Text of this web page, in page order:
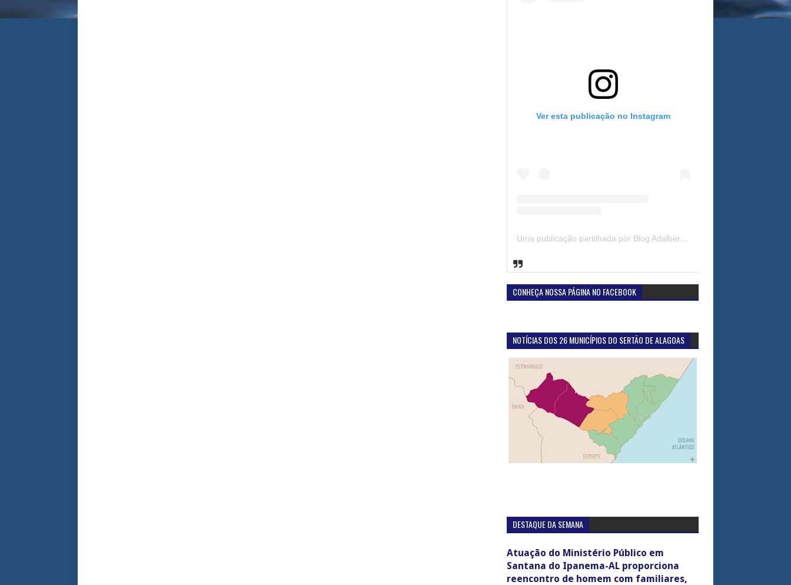
Ver esta publicação no Instagram
Uma publicação partilhada por Blog Adalberto Gomes Noticias (@blogadalbertogomesnoticiass)
CONHEÇA NOSSA PÁGINA NO FACEBOOK
NOTÍCIAS DOS 26 MUNICÍPIOS DO SERTÃO DE ALAGOAS
DESTAQUE DA SEMANA
Atuação do Ministério Público em
Santana do Ipanema-AL proporciona
reencontro de homem com familiares,